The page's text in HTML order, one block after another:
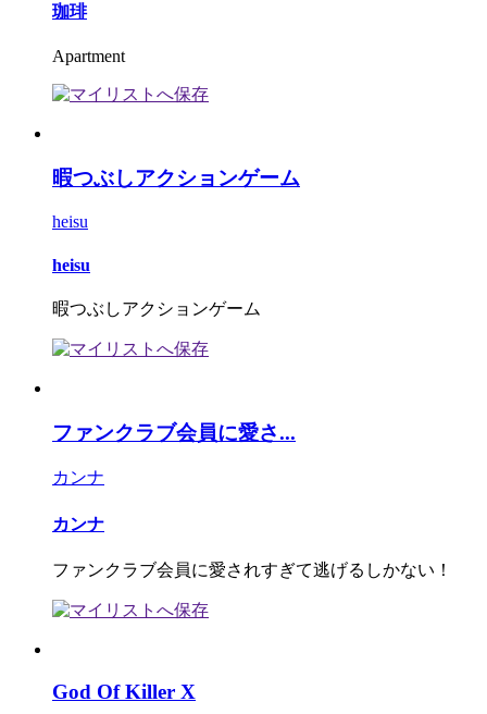
珈琲
Apartment
暇つぶしアクションゲーム
heisu
heisu
暇つぶしアクションゲーム
ファンクラブ会員に愛さ...
カンナ
カンナ
ファンクラブ会員に愛されすぎて逃げるしかない！
God Of Killer X